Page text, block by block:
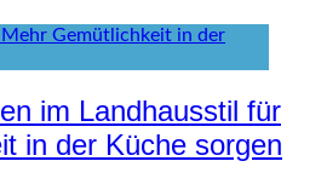
im Landhausstil für
in der Küche sorgen